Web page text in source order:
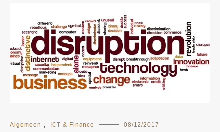
Algemeen , ICT & Finance 08/12/2017